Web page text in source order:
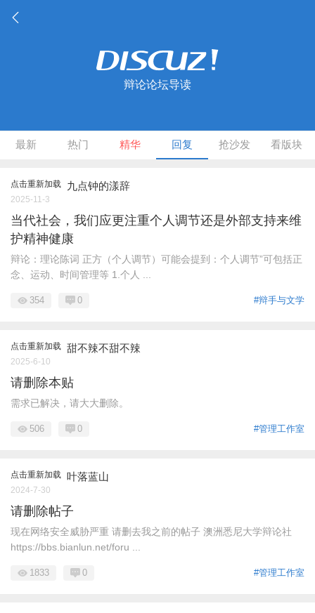
辩论论坛导读
最新 热门 精华 回复 抢沙发 看版块
点击重新加载 九点钟的漾辞
2025-11-3
当代社会，我们应更注重个人调节还是外部支持来维
护精神健康
辩论：理论陈词 正方（个人调节）可能会提到：个人调节”可包括正
念、运动、时间管理等 1.个人 ...
#辩手与文学
354 0
点击重新加载 甜不辣不甜不辣
2025-6-10
请删除本贴
需求已解决，请大大删除。
#管理工作室
506 0
点击重新加载 叶落蓝山
2024-7-30
请删除帖子
现在网络安全威胁严重 请删去我之前的帖子 澳洲悉尼大学辩论社
https://bbs.bianlun.net/foru ...
#管理工作室
1833 0